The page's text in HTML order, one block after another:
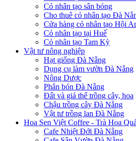
Cỏ nhân tạo sân bóng
Cho thuê cỏ nhân tạo Đà
Cửa hàng cỏ nhân tạo Hội
Cỏ nhân tạo tại Huế
Cỏ nhân tạo Tam Kỳ
Vật tư nông nghiệp
Hạt giống Đà Nẵng
Dụng cụ làm vườn Đà Nẵng
Nông Dược
Phân bón Đà Nẵng
Đất và giá thể trồng cây, hoa
Chậu trồng cây Đà Nẵng
Vật tư trồng lan Đà Nẵng
Hoa Sen Việt Coffee - Trà Hoa
Cafe Nhiệt Đới Đà Nẵng